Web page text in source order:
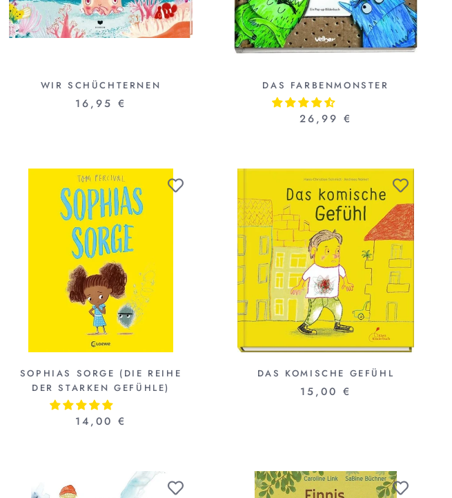
WIR SCHÜCHTERNEN
16,95 €
DAS FARBENMONSTER
26,99 €
SOPHIAS SORGE (DIE REIHE
DER STARKEN GEFÜHLE)
14,00 €
DAS KOMISCHE GEFÜHL
15,00 €